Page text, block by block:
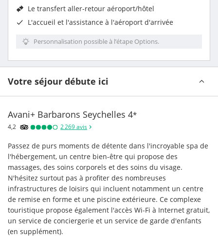
Le transfert aller-retour aéroport/hôtel
L'accueil et l'assistance à l'aéroport d'arrivée
Personnalisation possible à l’étape Options.
Votre séjour débute ici
Avani+ Barbarons Seychelles 4*
4,2 2 269avis
Passez de purs moments de détente dans l'incroyable spa de
l'hébergement, un centre bien-être qui propose des
massages, des soins corporels et des soins du visage.
N'hésitez surtout pas à profiter des nombreuses
infrastructures de loisirs qui incluent notamment un centre
de remise en forme et une piscine extérieure. Ce complexe
touristique propose également l'accès Wi-Fi à Internet gratuit,
un service de conciergerie et un service de garde d'enfants
(en supplément).